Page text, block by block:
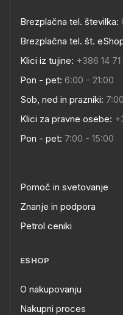
Brezplačna tel. številka:
Brezplačna tel. št.
Klici iz tujine: +386 14
Pon - pet: 6:00 - 21:00
Sob, ned in prazniki:
Klici za pravne osebe:
Pon - pet: 7:00 - 15:00
Pomoč in svetovanje
Znanje in podpora
Petrol ceniki
ESHOP
O nakupovanju
Nakupni proces